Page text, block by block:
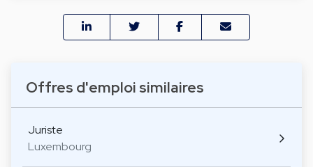
Offres d'emploi similaires
Juriste
Luxembourg